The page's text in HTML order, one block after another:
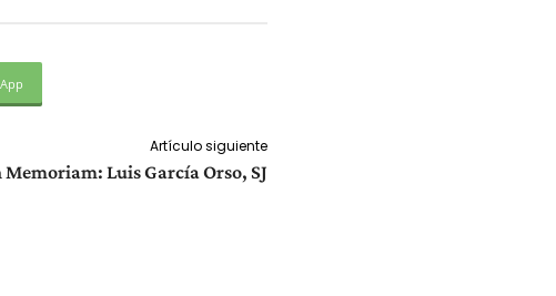
Artículo siguiente
Memoriam: Luis García Orso, SJ